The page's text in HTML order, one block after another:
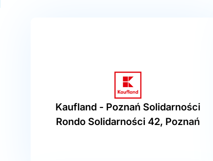
Kaufland - Poznań Solidarności
Rondo Solidarności 42, Poznań